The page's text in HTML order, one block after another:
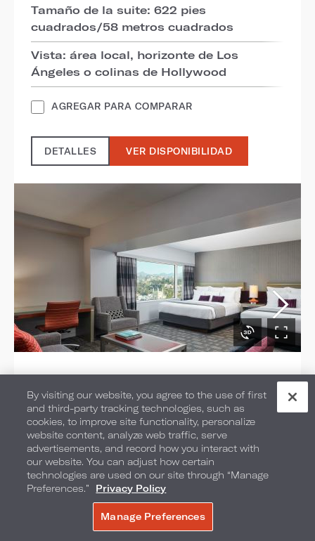
Tamaño de la suite: 622 pies
cuadrados/58 metros cuadrados
Vista: área local, horizonte de Los
Ángeles o colinas de Hollywood
AGREGAR PARA COMPARAR
DETALLES VER DISPONIBILIDAD
Studio Queen Suites
SELECCIONE EL TIPO DE HABITACIÓN:
2 CAMAS QUEEN
Camas: 2 camas Queen
Ocupación máxima: 4
Tamaño de la habitación: 622 pies
cuadrados / 58 metros cuadrados
By visiting our website, you agree to the use of first
and third-party tracking technologies, such as
cookies, to improve site functionality, personalize
website content, analyze web traffic, serve
advertisements, and record how you interact with
our website. You can adjust how certain
technologies are used on our site through “Manage
Preferences.”
Privacy Policy
Manage Preferences
RESERVE AHORA